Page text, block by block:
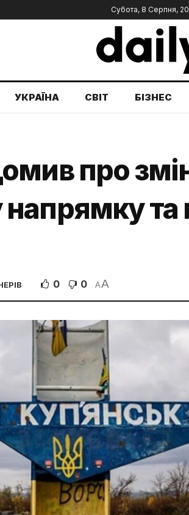
Субота, 8 Серпня,
УКРАЇНА СВІТ БІЗНЕС
про
0 0 AA